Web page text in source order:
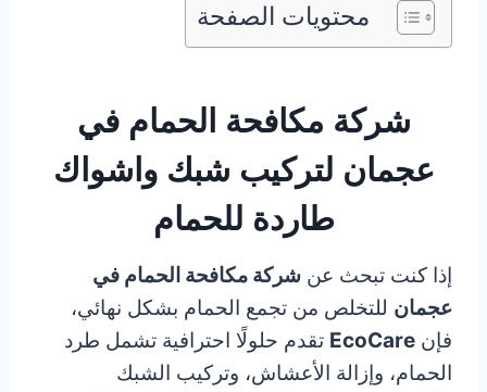
محتويات الصفحة
شركة مكافحة الحمام في
عجمان لتركيب شبك واشواك
طاردة للحمام
إذا كنت تبحث عن شركة مكافحة الحمام في
عجمان للتخلص من تجمع الحمام بشكل نهائي،
فإن EcoCare تقدم حلولًا احترافية تشمل طرد
الحمام، وإزالة الأعشاش، وتركيب الشبك